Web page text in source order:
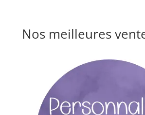
Nos meilleures